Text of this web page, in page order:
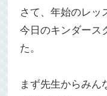
さて、年始のレッ
今日のキンダース
た。
まず先生からみん